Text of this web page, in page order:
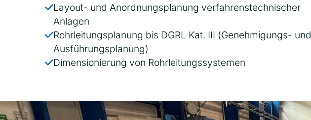
Layout- und Anordnungsplanung verfahrenstechnischer
Anlagen
Rohrleitungsplanung bis DGRL Kat. III (Genehmigungs- und
Ausführungsplanung)
Dimensionierung von Rohrleitungssystemen